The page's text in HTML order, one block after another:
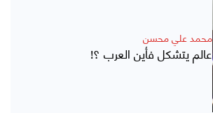
محمد علي محسن
عالم يتشكل فأين العرب ؟!